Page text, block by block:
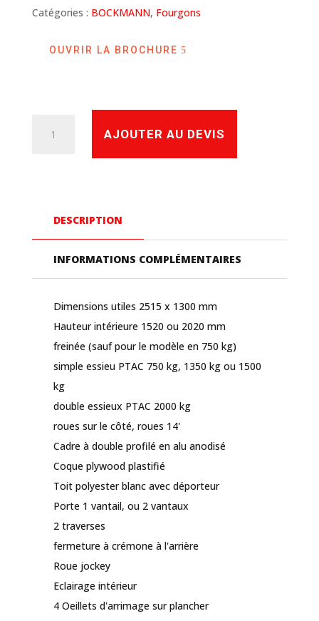
Catégories : BOCKMANN, Fourgons
OUVRIR LA BROCHURE
Bockmann
2,50m
1,30m
AJOUTER AU DEVIS
DESCRIPTION
INFORMATIONS COMPLÉMENTAIRES
Dimensions utiles 2515 x 1300 mm
Hauteur intérieure 1520 ou 2020 mm
freinée (sauf pour le modèle en 750 kg)
simple essieu PTAC 750 kg, 1350 kg ou 1500
kg
double essieux PTAC 2000 kg
roues sur le côté, roues 14'
Cadre à double profilé en alu anodisé
Coque plywood plastifié
Toit polyester blanc avec déporteur
Porte 1 vantail, ou 2 vantaux
2 traverses
fermeture à crémone à l'arrière
Roue jockey
Eclairage intérieur
4 Oeillets d'arrimage sur plancher